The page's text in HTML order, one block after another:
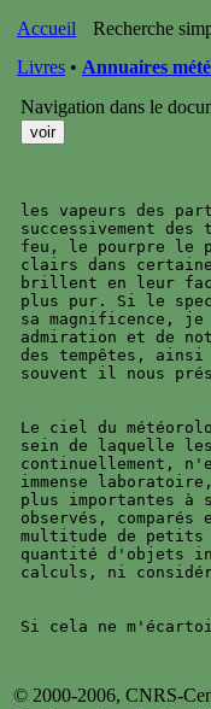
Accueil
Recherche
Livres • Annuaires
Navigation dans le
les vapeurs des
successivement
feu, le pourpre le
clairs dans
brillent en leur
plus pur. Si le
sa magnificence,
admiration et de
des tempêtes,
souvent il nous
Le ciel du
sein de laquelle
continuellement,
immense
plus importantes
observés,
multitude de petits
quantité d'objets
calculs, ni
© 2000-2006, CNRS-